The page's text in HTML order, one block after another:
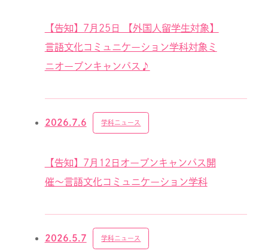
【告知】7月25日 【外国人留学生対象】
言語文化コミュニケーション学科対象ミ
ニオープンキャンパス♪
【告知】7月12日オープンキャンパス開
催～言語文化コミュニケーション学科
2026.7.6 学科ニュース
2026.5.7 学科ニュース